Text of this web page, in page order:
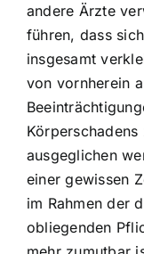
andere Ärzte
führen, dass
insgesamt
von vornherein
ausgeglichen
einer gewissen
im Rahmen der
obliegenden